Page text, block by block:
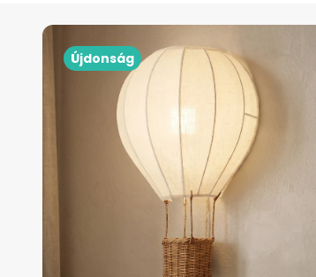
Újdonság
Ugrás